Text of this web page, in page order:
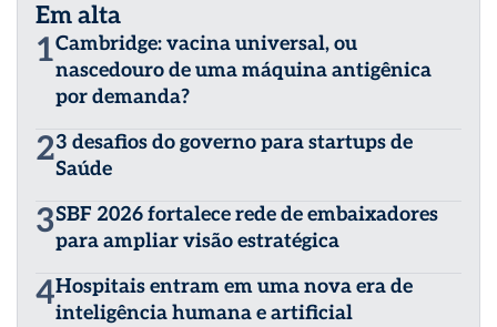
Em alta
1Cambridge: vacina universal, ou
nascedouro de uma máquina antigênica
por demanda?
23 desafios do governo para startups de
Saúde
3SBF 2026 fortalece rede de embaixadores
para ampliar visão estratégica
4Hospitais entram em uma nova era de
inteligência humana e artificial